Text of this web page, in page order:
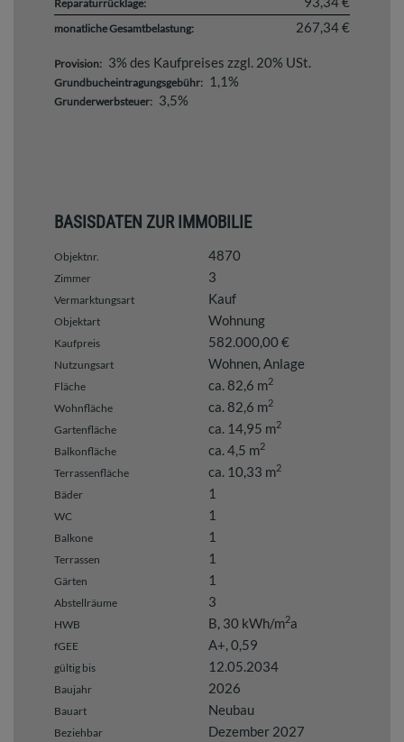
Reparaturrücklage:
monatliche Gesamtbelastung: 267,34 €
Provision: 3% des Kaufpreises zzgl. 20% USt.
Grundbucheintragungsgebühr: 1,1%
Grunderwerbsteuer: 3,5%
BASISDATEN ZUR IMMOBILIE
Objektnr. 4870
Zimmer 3
Vermarktungsart Kauf
Objektart Wohnung
Kaufpreis 582.000,00 €
Nutzungsart Wohnen Anlage
Fläche ca. 82,6 m2
Wohnfläche ca. 82,6 m2
Gartenfläche ca. 14,95 m2
Balkonfläche ca. 4,5 m2
Terrassenfläche ca. 10,33 m2
Bäder 1
WC 1
Balkone 1
Terrassen 1
Gärten 1
Abstellräume 3
HWB B, 30 kWh/m2a
fGEE A+, 0,59
gültig bis 12.05.2034
Baujahr 2026
Bauart Neubau
Beziehbar Dezember 2027